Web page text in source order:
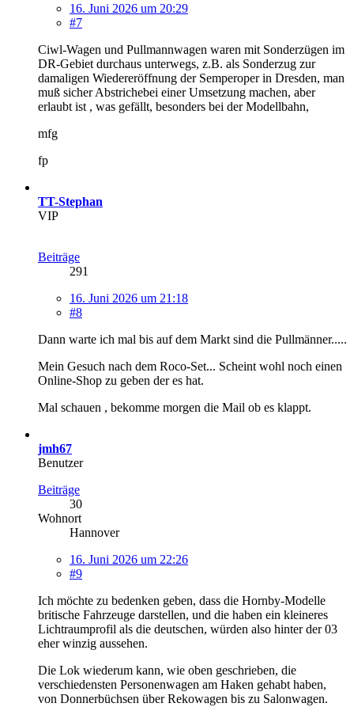
16. Juni 2026 um 20:29
#7
Ciwl-Wagen und Pullmannwagen waren mit Sonderzügen im
DR-Gebiet durchaus unterwegs, z.B. als Sonderzug zur
damaligen Wiedereröffnung der Semperoper in Dresden, man
muß sicher Abstrichebei einer Umsetzung machen, aber
erlaubt ist , was gefällt, besonders bei der Modellbahn,
mfg
fp
TT-Stephan
VIP
Beiträge
291
16. Juni 2026 um 21:18
#8
Dann warte ich mal bis auf dem Markt sind die Pullmänner.....
Mein Gesuch nach dem Roco-Set... Scheint wohl noch einen
Online-Shop zu geben der es hat.
Mal schauen , bekomme morgen die Mail ob es klappt.
jmh67
Benutzer
Beiträge
30
Wohnort
Hannover
16. Juni 2026 um 22:26
#9
Ich möchte zu bedenken geben, dass die Hornby-Modelle
britische Fahrzeuge darstellen, und die haben ein kleineres
Lichtraumprofil als die deutschen, würden also hinter der 03
eher winzig aussehen.
Die Lok wiederum kann, wie oben geschrieben, die
verschiedensten Personenwagen am Haken gehabt haben,
von Donnerbüchsen über Rekowagen bis zu Salonwagen.